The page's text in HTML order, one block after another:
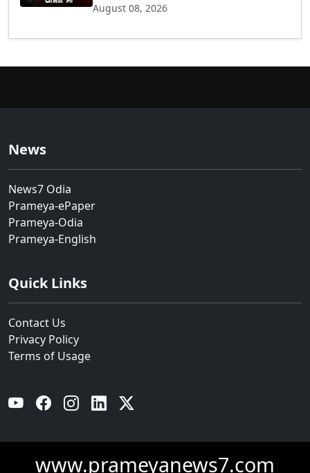
August 08, 2026
News
News7 Odia
Prameya-ePaper
Prameya-Odia
Prameya-English
Quick Links
Contact Us
Privacy Policy
Terms of Usage
YouTube Facebook Instagram Linkedin
www.prameyanews7.com